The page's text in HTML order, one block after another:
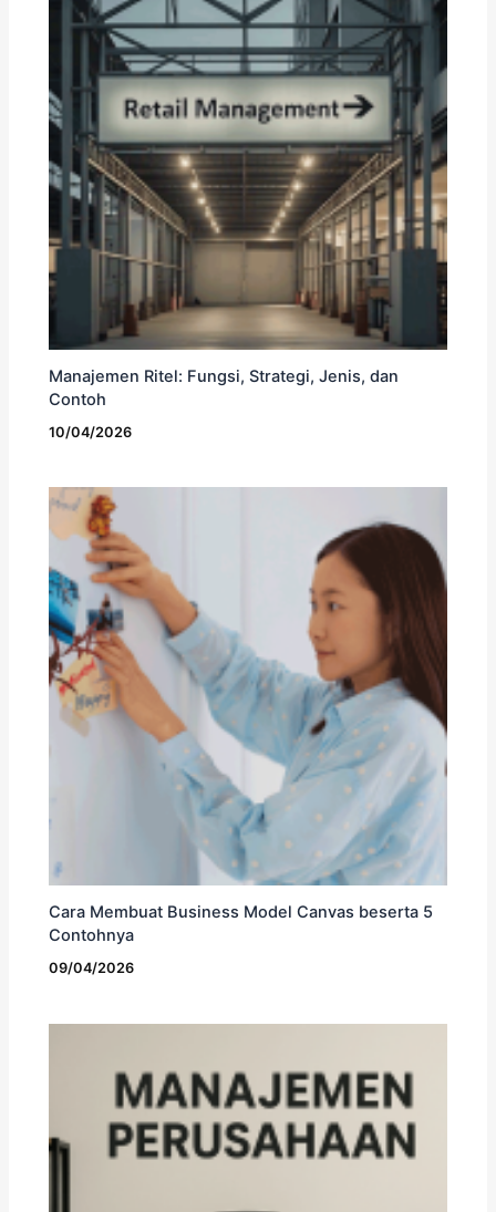
Manajemen Ritel: Fungsi, Strategi, Jenis, dan
Contoh
10/04/2026
Cara Membuat Business Model Canvas beserta 5
Contohnya
09/04/2026